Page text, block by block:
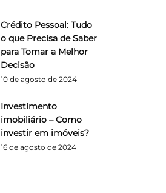
Crédito Pessoal: Tudo
o que Precisa de Saber
para Tomar a Melhor
Decisão
10 de agosto de 2024
Investimento
imobiliário – Como
investir em imóveis?
16 de agosto de 2024